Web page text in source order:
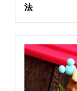
法